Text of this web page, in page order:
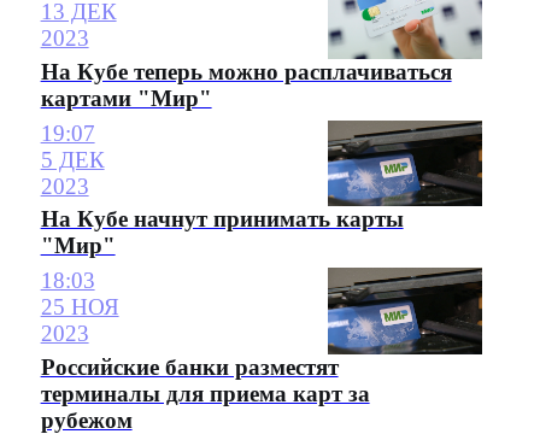
13 ДЕК
2023
На Кубе теперь можно расплачиваться
картами "Мир"
19:07
5 ДЕК
2023
На Кубе начнут принимать карты
"Мир"
18:03
25 НОЯ
2023
Российские банки разместят
терминалы для приема карт за
рубежом